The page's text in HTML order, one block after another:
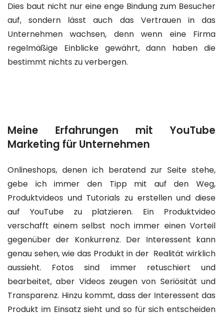
Dies baut nicht nur eine enge Bindung zum Besucher
auf, sondern lässt auch das Vertrauen in das
Unternehmen wachsen, denn wenn eine Firma
regelmäßige Einblicke gewährt, dann haben die
bestimmt nichts zu verbergen.
Meine Erfahrungen mit YouTube
Marketing für Unternehmen
Onlineshops, denen ich beratend zur Seite stehe,
gebe ich immer den Tipp mit auf den Weg,
Produktvideos und Tutorials zu erstellen und diese
auf YouTube zu platzieren. Ein Produktvideo
verschafft einem selbst noch immer einen Vorteil
gegenüber der Konkurrenz. Der Interessent kann
genau sehen, wie das Produkt in der Realität wirklich
aussieht. Fotos sind immer retuschiert und
bearbeitet, aber Videos zeugen von Seriösität und
Transparenz. Hinzu kommt, dass der Interessent das
Produkt im Einsatz sieht und so für sich entscheiden